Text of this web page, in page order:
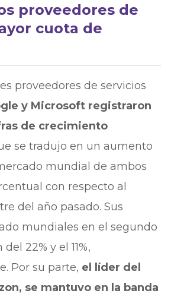
proveedores de
cuota de
proveedores de servicios
y Microsoft registraron
de crecimiento
se tradujo en un aumento
mundial de ambos
con respecto al
del año pasado. Sus
mundiales en el segundo
22% y el 11%,
Por su parte, el líder del
se mantuvo en la banda